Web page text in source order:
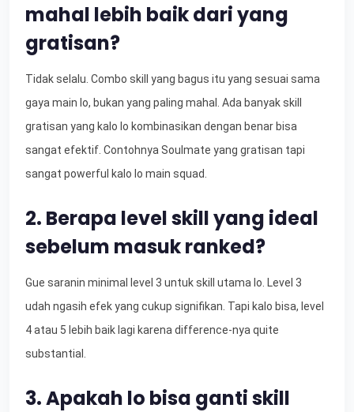
mahal lebih baik dari yang
gratisan?
Tidak selalu. Combo skill yang bagus itu yang sesuai sama
gaya main lo, bukan yang paling mahal. Ada banyak skill
gratisan yang kalo lo kombinasikan dengan benar bisa
sangat efektif. Contohnya Soulmate yang gratisan tapi
sangat powerful kalo lo main squad.
2. Berapa level skill yang ideal
sebelum masuk ranked?
Gue saranin minimal level 3 untuk skill utama lo. Level 3
udah ngasih efek yang cukup signifikan. Tapi kalo bisa, level
4 atau 5 lebih baik lagi karena difference-nya quite
substantial.
3. Apakah lo bisa ganti skill